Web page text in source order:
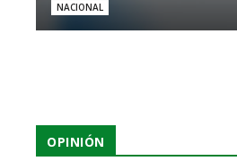
NACIONAL
OPINIÓN